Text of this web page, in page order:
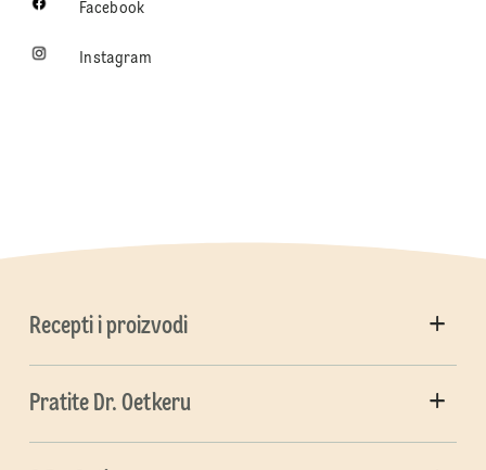
Facebook
Instagram
Recepti i proizvodi
Pratite Dr. Oetkeru